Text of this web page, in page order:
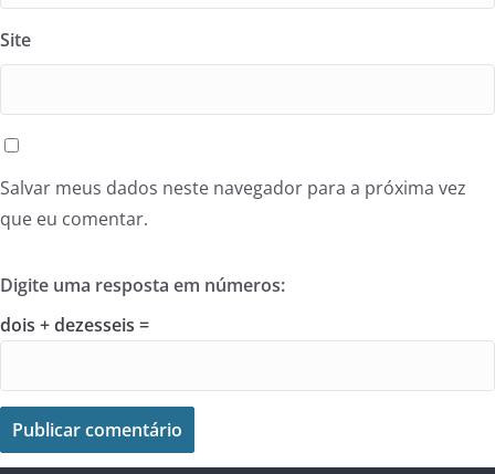
Site
Salvar meus dados neste navegador para a próxima vez
que eu comentar.
Digite uma resposta em números:
dois + dezesseis =